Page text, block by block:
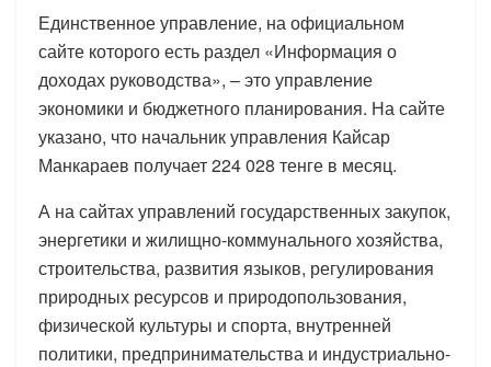
Единственное управление, на официальном
сайте которого есть раздел «Информация о
доходах руководства», – это управление
экономики и бюджетного планирования. На сайте
указано, что начальник управления Кайсар
Манкараев получает 224 028 тенге в месяц.
А на сайтах управлений государственных закупок,
энергетики и жилищно-коммунального хозяйства,
строительства, развития языков, регулирования
природных ресурсов и природопользования,
физической культуры и спорта, внутренней
политики, предпринимательства и индустриально-